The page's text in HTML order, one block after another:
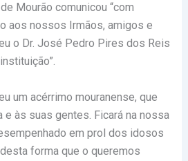
Mourão comunicou “com
aos nossos Irmãos, amigos e
o Dr. José Pedro Pires dos Reis
um acérrimo mouranense, que
e às suas gentes. Ficará na nossa
em prol dos idosos
forma que o queremos